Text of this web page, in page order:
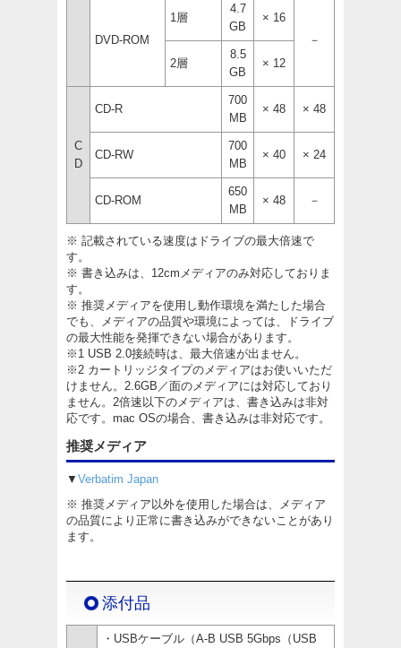
DVD-ROM
1層
4.7
GB
× 16
－
2層
8.5
GB
× 12
C
D
CD-R
700
MB
× 48 × 48
CD-RW
700
MB
× 40 × 24
CD-ROM
650
MB
× 48 －
※ 記載されている速度はドライブの最大倍速で
す。
※ 書き込みは、12cmメディアのみ対応しておりま
す。
※ 推奨メディアを使用し動作環境を満たした場合
でも、メディアの品質や環境によっては、ドライブ
の最大性能を発揮できない場合があります。
※1 USB 2.0接続時は、最大倍速が出ません。
※2 カートリッジタイプのメディアはお使いいただ
けません。2.6GB／面のメディアには対応しており
ません。2倍速以下のメディアは、書き込みは非対
応です。mac OSの場合、書き込みは非対応です。
推奨メディア
▼ Verbatim Japan
※ 推奨メディア以外を使用した場合は、メディア
の品質により正常に書き込みができないことがあり
ます。
添付品
・USBケーブル（A-B USB 5Gbps（USB